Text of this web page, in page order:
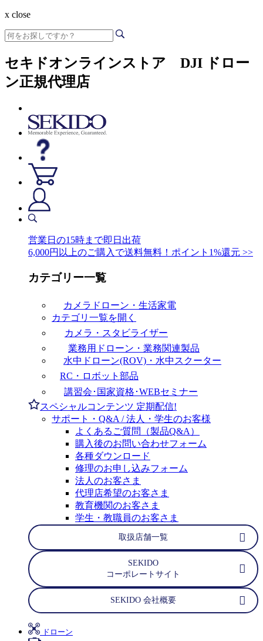
x close
セキドオンラインストア DJI ドロー
ン正規代理店
営業日の15時まで即日出荷
6,000円以上のご購入で送料無料！ポイント1%還元 >>
カテゴリー一覧
カメラドローン・生活家電
カテゴリ一覧を開く
カメラ・スタビライザー
業務用ドローン・業務関連製品
水中ドローン(ROV)・水中スクーター
RC・ロボット部品
講習会･国家資格･WEBセミナー
スペシャルコンテンツ 定期配信!
サポート・Q&A / 法人・学生のお客様
よくあるご質問（製品Q&A）
購入後のお問い合わせフォーム
各種ダウンロード
修理のお申し込みフォーム
法人のお客さま
代理店希望のお客さま
教育機関のお客さま
学生・教職員のお客さま
取扱店舗一覧
SEKIDO
コーポレートサイト
SEKIDO 会社概要
ドローン